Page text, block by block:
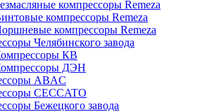
компрессоры Remeza
компрессоры Remeza
компрессоры Remeza
Челябинского завода
КВ
ДЭН
ABAC
CECCATO
Бежецкого завода